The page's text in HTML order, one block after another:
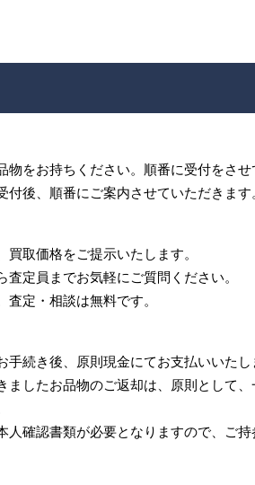
物をお持ちください。順番に受付をさせ
後、順番にご案内させていただきます
取価格をご提示いたします。
査定員までお気軽にご質問ください。
定・相談は無料です。
手続き後、原則現金にてお支払いいたし
したお品物のご返却は、原則として、
確認書類が必要となりますので、ご持